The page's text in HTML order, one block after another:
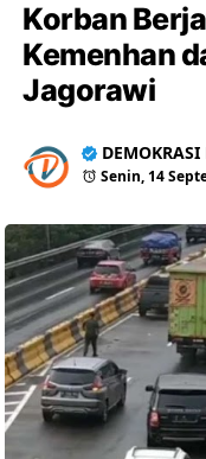
Korban
Kemenhan
Jagorawi
Senin, 14